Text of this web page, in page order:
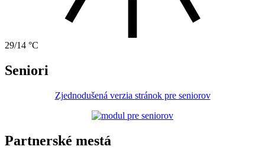
29/14 °C
Seniori
Zjednodušená verzia stránok pre seniorov
Partnerské mestá